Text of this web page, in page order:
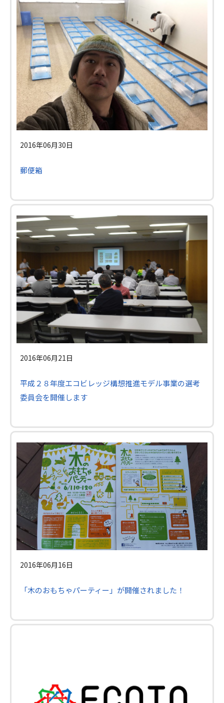
2016年06月30日
郵便箱
2016年06月21日
平成２８年度エコビレッジ構想推進モデル事業の選考
委員会を開催します
2016年06月16日
「木のおもちゃパーティー」が開催されました！